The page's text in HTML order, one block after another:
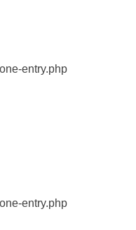
entry.php
entry.php